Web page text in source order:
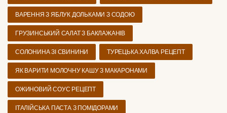
ВАРЕННЯ З ЯБЛУК ДОЛЬКАМИ З СОДОЮ
ГРУЗИНСЬКИЙ САЛАТ З БАКЛАЖАНІВ
СОЛОНИНА ЗІ СВИНИНИ ТУРЕЦЬКА ХАЛВА РЕЦЕПТ
ЯК ВАРИТИ МОЛОЧНУ КАШУ З МАКАРОНАМИ
ОЖИНОВИЙ СОУС РЕЦЕПТ
ІТАЛІЙСЬКА ПАСТА З ПОМІДОРАМИ